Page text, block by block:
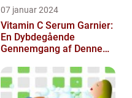
07 januar 2024
Vitamin C Serum Garnier:
En Dybdegående
Gennemgang af Denne
Kosmetikfavorit